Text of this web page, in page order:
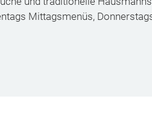
Mittagsmenüs,